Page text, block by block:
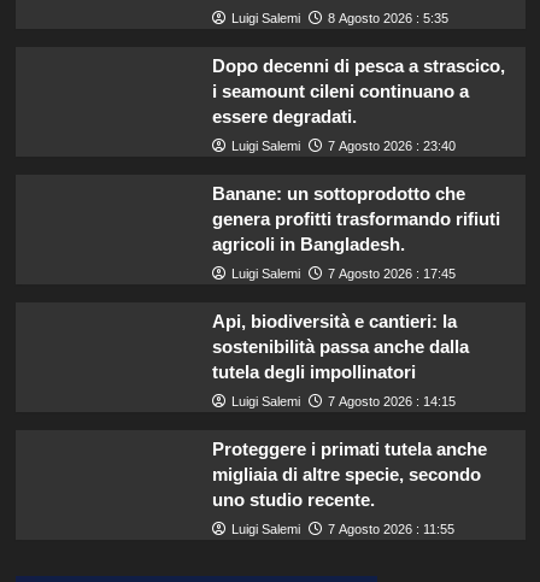
Luigi Salemi 8 Agosto 2026 : 5:35
Dopo decenni di pesca a strascico,
i seamount cileni continuano a
essere degradati.
Luigi Salemi 7 Agosto 2026 : 23:40
Banane: un sottoprodotto che
genera profitti trasformando rifiuti
agricoli in Bangladesh.
Luigi Salemi 7 Agosto 2026 : 17:45
Api, biodiversità e cantieri: la
sostenibilità passa anche dalla
tutela degli impollinatori
Luigi Salemi 7 Agosto 2026 : 14:15
Proteggere i primati tutela anche
migliaia di altre specie, secondo
uno studio recente.
Luigi Salemi 7 Agosto 2026 : 11:55